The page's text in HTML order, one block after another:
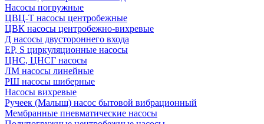
Насосы погружные
ЦВЦ-Т насосы центробежные
ЦВК насосы центробежно-вихревые
Д насосы двустороннего входа
EP, S циркуляционные насосы
ЦНС, ЦНСГ насосы
ЛМ насосы линейные
РШ насосы шиберные
Насосы вихревые
Ручеек (Малыш) насос бытовой вибрационный
Мембранные пневматические насосы